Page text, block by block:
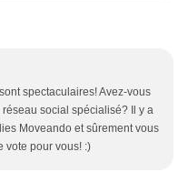
spectaculaires! Avez-vous
social spécialisé? Il y a
Moveando et sûrement vous
vote pour vous! :)